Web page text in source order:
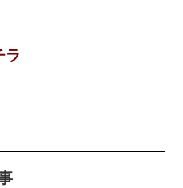
ラ